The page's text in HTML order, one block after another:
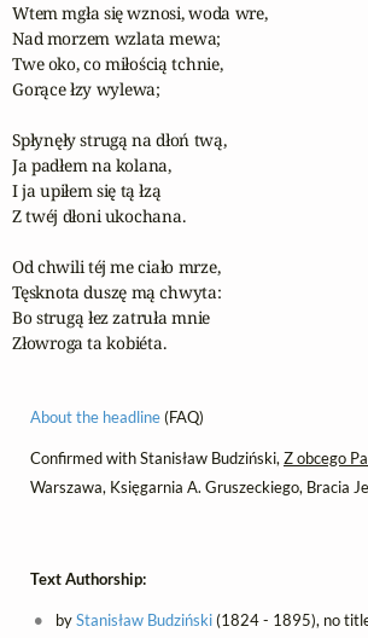
Wtem mgła się wznosi, woda wre,
Nad morzem wzlata mewa;
Twe oko, co miłością tchnie,
Gorące łzy wylewa;
Spłynęły strugą na dłoń twą,
Ja padłem na kolana,
I ja upiłem się tą łzą
Z twéj dłoni ukochana.
Od chwili téj me ciało mrze,
Tęsknota duszę mą chwyta:
Bo strugą łez zatruła mnie
Złowroga ta kobiéta.
About the headline(FAQ)
Confirmed with Stanisław Budziński, Z obcego
Warszawa, Księgarnia A. Gruszeckiego, Bracia
Text Authorship:
byStanisław Budziński(1824 - 1895), no